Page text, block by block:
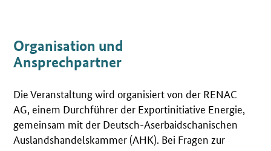
Organisation und
Ansprechpartner
Die Veranstaltung wird organisiert von der RENAC
AG, einem Durchführer der Exportinitiative Energie,
gemeinsam mit der Deutsch-Aserbaidschanischen
Auslandshandelskammer (AHK). Bei Fragen zur